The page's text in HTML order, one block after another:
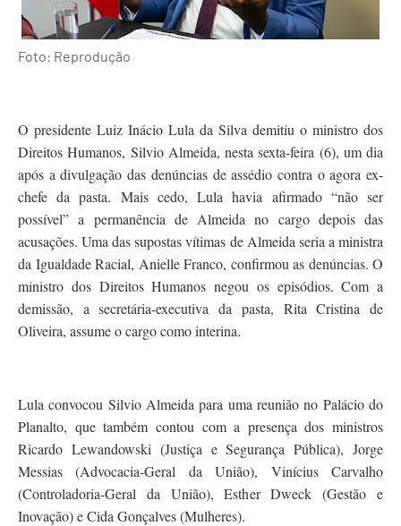
Foto: Reprodução
O presidente Luiz Inácio Lula da Silva demitiu o ministro dos
Direitos Humanos, Silvio Almeida, nesta sexta-feira (6), um dia
após a divulgação das denúncias de assédio contra o agora ex-
chefe da pasta. Mais cedo, Lula havia afirmado “não ser
possível” a permanência de Almeida no cargo depois das
acusações. Uma das supostas vítimas de Almeida seria a ministra
da Igualdade Racial, Anielle Franco, confirmou as denúncias. O
ministro dos Direitos Humanos negou os episódios. Com a
demissão, a secretária-executiva da pasta, Rita Cristina de
Oliveira, assume o cargo como interina.
Lula convocou Silvio Almeida para uma reunião no Palácio do
Planalto, que também contou com a presença dos ministros
Ricardo Lewandowski (Justiça e Segurança Pública), Jorge
Messias (Advocacia-Geral da União), Vinícius Carvalho
(Controladoria-Geral da União), Esther Dweck (Gestão e
Inovação) e Cida Gonçalves (Mulheres).